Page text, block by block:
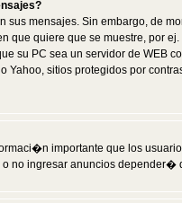
mensajes. Sin embargo, de
que quiere que se muestre, por
su PC sea un servidor de
Yahoo, sitios protegidos por
importante que los
no ingresar anuncios